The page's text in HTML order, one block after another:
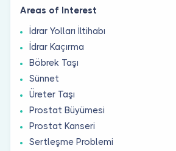
Areas of Interest
İdrar Yolları İltihabı
İdrar Kaçırma
Böbrek Taşı
Sünnet
Üreter Taşı
Prostat Büyümesi
Prostat Kanseri
Sertleşme Problemi